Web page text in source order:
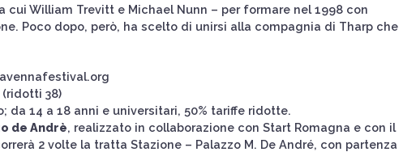
William Trevitt e Michael Nunn – per formare nel 1998 con
Poco dopo, però, ha scelto di unirsi alla compagnia di Tharp che
(ridotti 38)
da 14 a 18 anni e universitari, 50% tariffe ridotte.
de Andrè, realizzato in collaborazione con Start Romagna e con il
2 volte la tratta Stazione – Palazzo M. De André, con partenza